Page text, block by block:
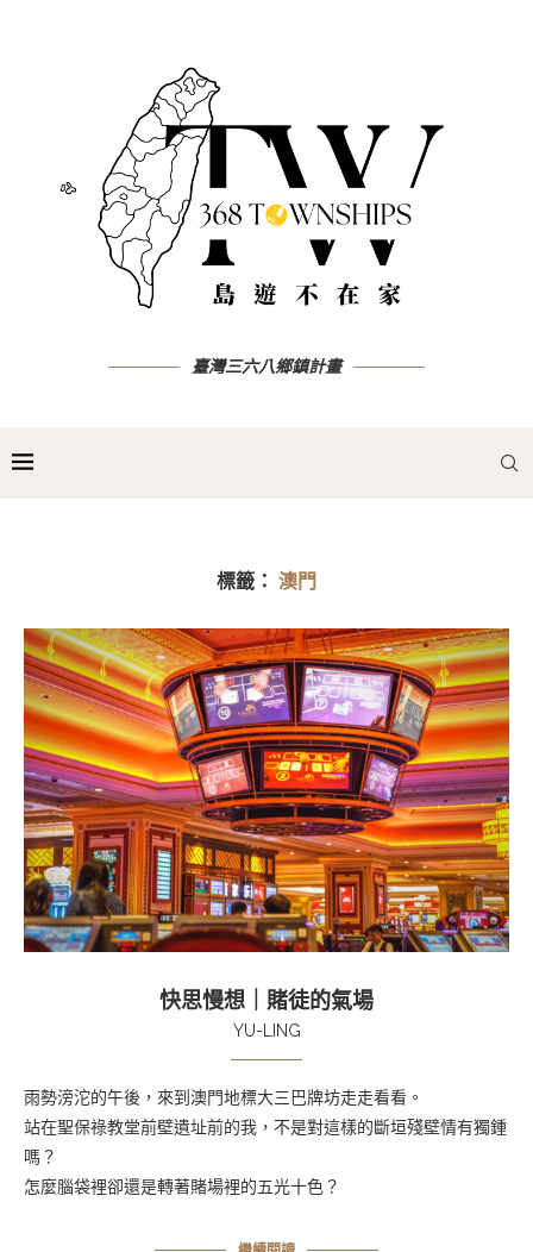
臺灣三六八鄉鎮計畫
標籤： 澳門
快思慢想｜賭徒的氣場
YU-LING
雨勢滂沱的午後，來到澳門地標大三巴牌坊走走看看。
站在聖保祿教堂前壁遺址前的我，不是對這樣的斷垣殘壁情有獨鍾
嗎？
怎麼腦袋裡卻還是轉著賭場裡的五光十色？